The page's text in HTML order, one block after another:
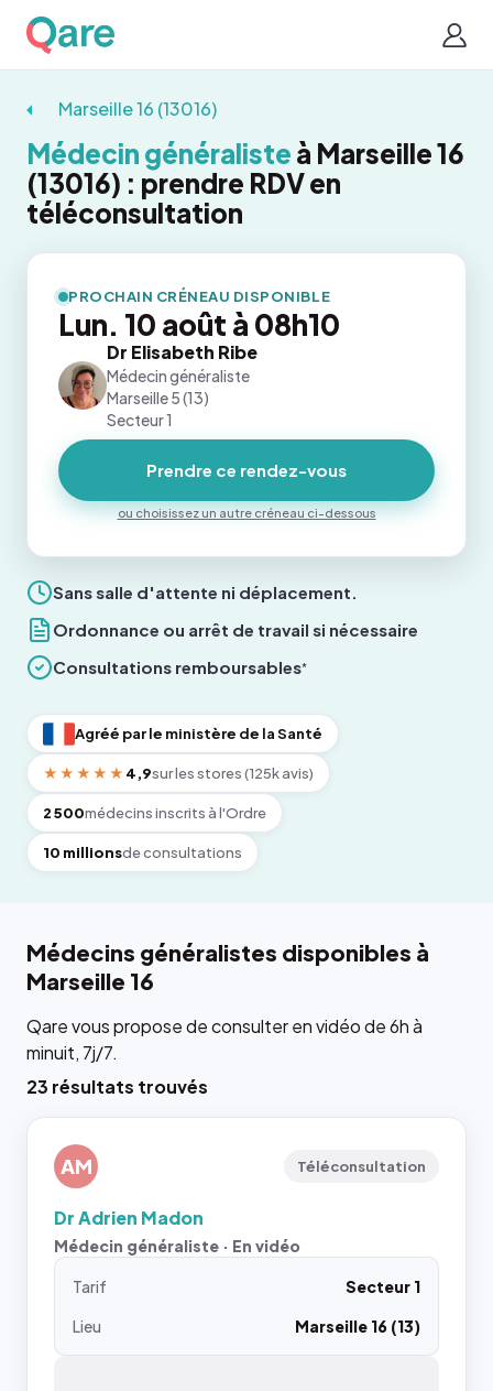
Marseille 16 (13016)
Médecin généraliste à Marseille 16
(13016) : prendre RDV en
téléconsultation
Sans salle d'attente ni déplacement.
Ordonnance ou arrêt de travail si nécessaire
Consultations remboursables*
Agréé par le ministère de la Santé
★★★★★ 4,9sur les stores (125k avis)
2 500médecins inscrits à l'Ordre
10 millionsde consultations
PROCHAIN CRÉNEAU DISPONIBLE
Lun. 10 août à 08h10
Dr Elisabeth Ribe
Médecin généraliste
Marseille 5 (13)
Secteur 1
Prendre ce rendez-vous
ou choisissez un autre créneau ci-dessous
Médecins généralistes disponibles à
Marseille 16
Qare vous propose de consulter en vidéo de 6h à
minuit, 7j/7.
23 résultats trouvés
AM Téléconsultation
Dr Adrien Madon
Médecin généraliste · En vidéo
Tarif
Secteur 1
Lieu
Marseille 16 (13)